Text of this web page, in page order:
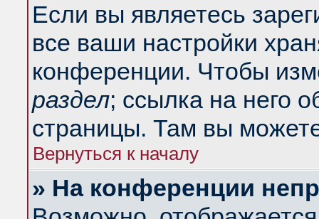
Если вы являетесь
все ваши настройки
конференции. Чтобы
раздел; ссылка на него
страницы. Там вы
Вернуться к началу
» На конференции